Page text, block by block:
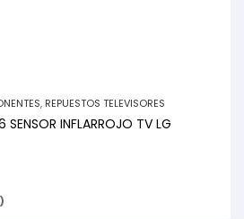
, REPUESTOS TELEVISORES
INFLARROJO TV LG